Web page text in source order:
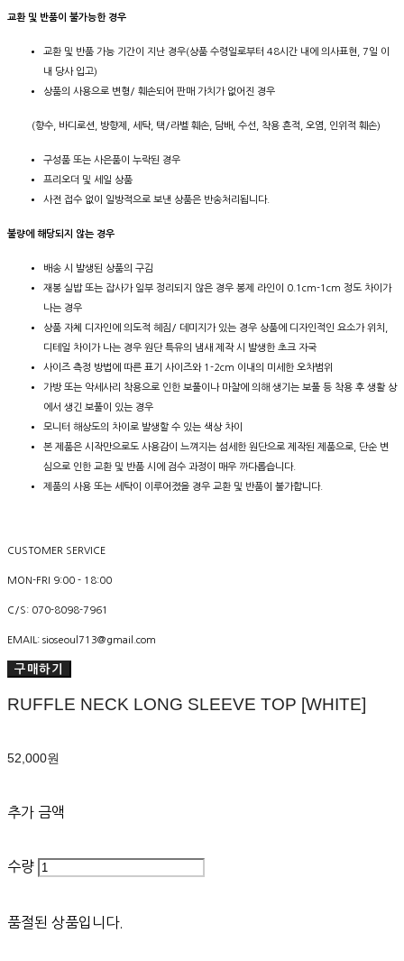
교환 및 반품이 불가능한 경우
교환 및 반품 가능 기간이 지난 경우(상품 수령일로부터 48시간 내에 의사표현, 7일 이
내 당사 입고)
상품의 사용으로 변형/ 훼손되어 판매 가치가 없어진 경우
(향수, 바디로션, 방향제, 세탁, 택/라벨 훼손, 담배, 수선, 착용 흔적, 오염, 인위적 훼손)
구성품 또는 사은품이 누락된 경우
프리오더 및 세일 상품
사전 접수 없이 일방적으로 보낸 상품은 반송처리됩니다.
불량에 해당되지 않는 경우
배송 시 발생된 상품의 구김
재봉 실밥 또는 잡사가 일부 정리되지 않은 경우 봉제 라인이 0.1cm-1cm 정도 차이가
나는 경우
상품 자체 디자인에 의도적 헤짐/ 데미지가 있는 경우 상품에 디자인적인 요소가 위치,
디테일 차이가 나는 경우 원단 특유의 냄새 제작 시 발생한 초크 자국
사이즈 측정 방법에 따른 표기 사이즈와 1-2cm 이내의 미세한 오차범위
가방 또는 악세사리 착용으로 인한 보풀이나 마찰에 의해 생기는 보풀 등 착용 후 생활 상
에서 생긴 보풀이 있는 경우
모니터 해상도의 차이로 발생할 수 있는 색상 차이
본 제품은 시작만으로도 사용감이 느껴지는 섬세한 원단으로 제작된 제품으로, 단순 변
심으로 인한 교환 및 반품 시에 검수 과정이 매우 까다롭습니다.
제품의 사용 또는 세탁이 이루어졌을 경우 교환 및 반품이 불가합니다.
CUSTOMER SERVICE
MON-FRI 9:00 - 18:00
C/S: 070-8098-7961
EMAIL: sioseoul713@gmail.com
구매하기
RUFFLE NECK LONG SLEEVE TOP [WHITE]
52,000원
추가 금액
수량
품절된 상품입니다.